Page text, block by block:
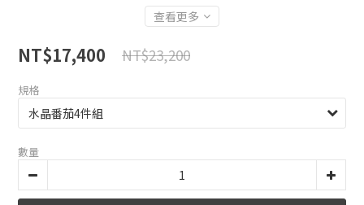
查看更多
NT$23,200
NT$17,400
規格
數量